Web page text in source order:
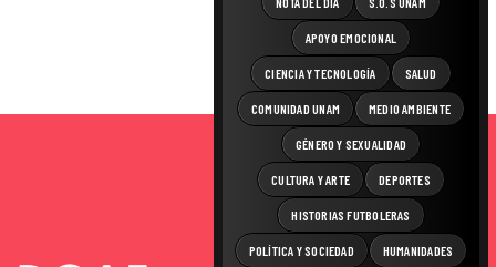
APOYO EMOCIONAL
CIENCIA Y TECNOLOGÍA SALUD
COMUNIDAD UNAM MEDIO AMBIENTE
GÉNERO Y SEXUALIDAD
CULTURA Y ARTE DEPORTES
HISTORIAS FUTBOLERAS
POLÍTICA Y SOCIEDAD HUMANIDADES